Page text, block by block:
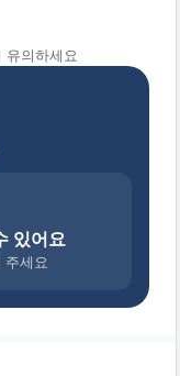
유의하세요
있어요
세요